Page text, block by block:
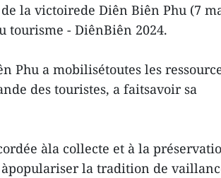
la victoirede Diên Biên Phu (7
tourisme - DiênBiên 2024.
Phu a mobilisétoutes les
des touristes, a faitsavoir sa
àla collecte et à la
la tradition de